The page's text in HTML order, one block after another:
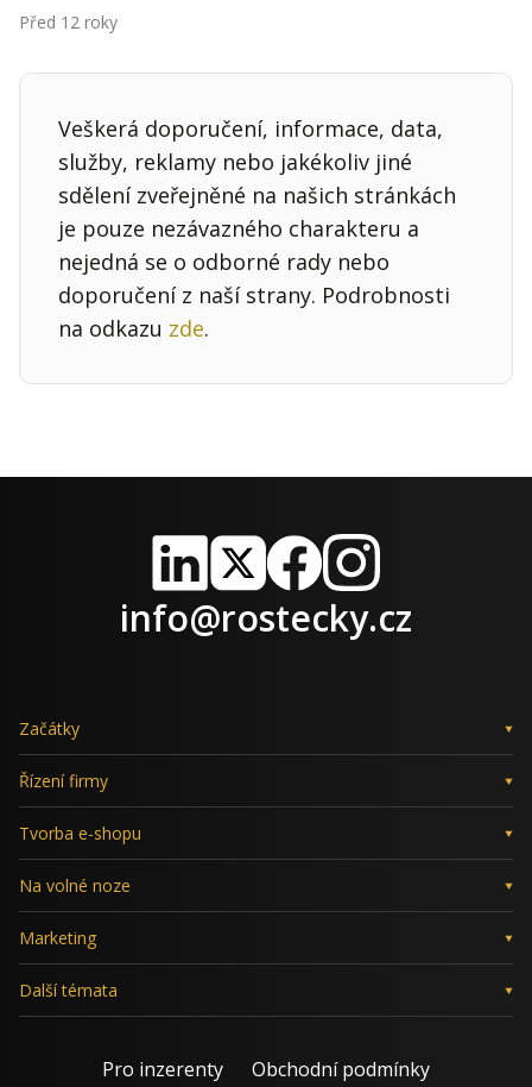
Kontakt
Obchodní podmínky
Hledaná fráze Hledat
Před 12 roky
Veškerá doporučení, informace, data,
služby, reklamy nebo jakékoliv jiné
sdělení zveřejněné na našich stránkách
je pouze nezávazného charakteru a
nejedná se o odborné rady nebo
doporučení z naší strany. Podrobnosti
na odkazu zde.
LinkedIn
X FacebookInstagram
info@rostecky.cz
Začátky
Řízení firmy
Tvorba e-shopu
Na volné noze
Marketing
Další témata
Pro inzerenty Obchodní podmínky